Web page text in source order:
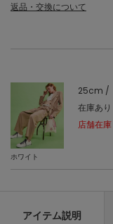
返品・交換について
ホワイト
25cm /
在庫あり
店舗在庫
アイテム説明